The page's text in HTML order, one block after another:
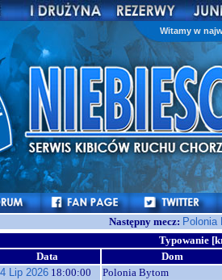
Witamy w
Następny mecz:
Typowanie
Data
Dom
Lip 2026 18:00:00
Polonia Bytom